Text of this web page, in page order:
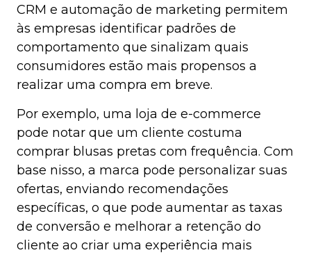
CRM e automação de marketing permitem
às empresas identificar padrões de
comportamento que sinalizam quais
consumidores estão mais propensos a
realizar uma compra em breve.
Por exemplo, uma loja de e-commerce
pode notar que um cliente costuma
comprar blusas pretas com frequência. Com
base nisso, a marca pode personalizar suas
ofertas, enviando recomendações
específicas, o que pode aumentar as taxas
de conversão e melhorar a retenção do
cliente ao criar uma experiência mais